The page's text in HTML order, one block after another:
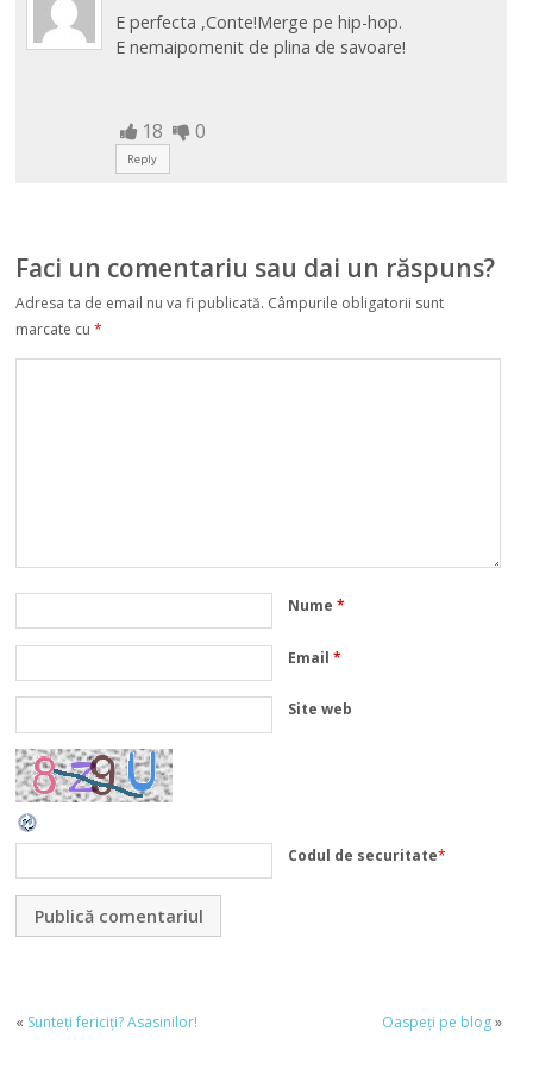
E perfecta ,Conte!Merge pe hip-hop.
E nemaipomenit de plina de savoare!
18 0
Reply
Faci un comentariu sau dai un răspuns?
Adresa ta de email nu va fi publicată. Câmpurile obligatorii sunt
marcate cu*
Nume*
Email*
Site web
Codul de securitate*
« Sunteți fericiți? Asasinilor! Oaspeți pe blog»